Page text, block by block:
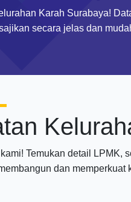
Karah Surabaya!
secara jelas dan
Temukan detail LPMK,
dan memperkuat